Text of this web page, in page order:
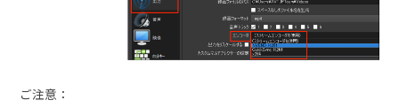
ご注意：